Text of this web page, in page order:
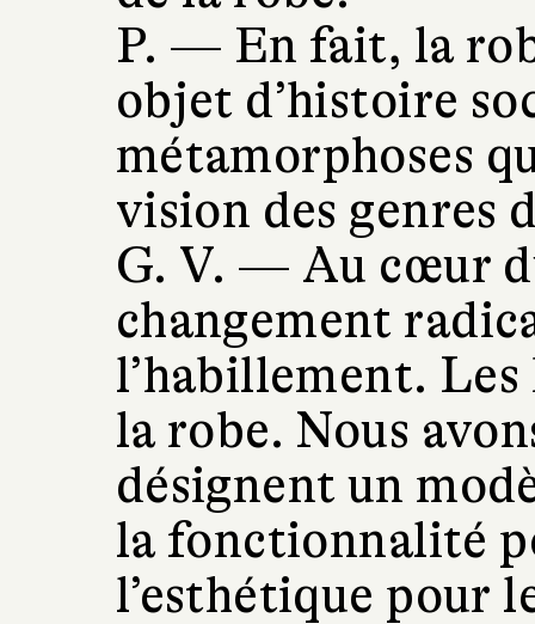
P. — En fait, la
objet d’histoire
métamorphoses
vision des genres
G. V. — Au cœur
changement
l’habillement.
la robe. Nous
désignent un
la fonctionnalité
l’esthétique pour